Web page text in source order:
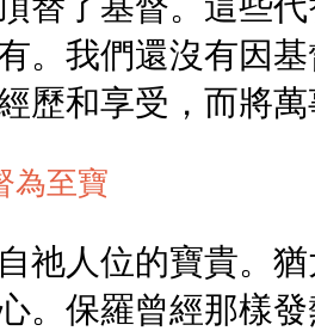
。我們還沒有因
歷和享受，而將
為至寶
祂人位的寶貴。
。保羅曾經那樣